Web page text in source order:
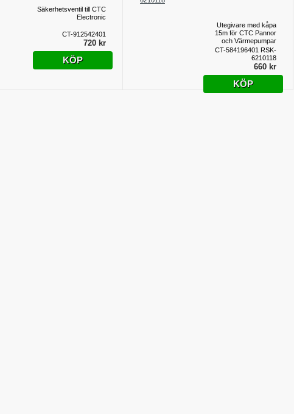
Säkerhetsventil till CTC
Electronic
CT-912542401
720 kr
KÖP
Utegivare med kåpa
15m för CTC Pannor
och Värmepumpar
CT-584196401 RSK-
6210118
660 kr
KÖP